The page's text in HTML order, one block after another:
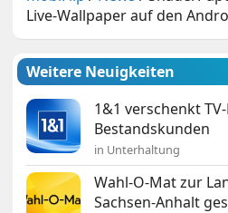
Live-Wallpaper auf den
Weitere Neuigkeiten
1&1 verschenkt
Bestandskunden
in Unterhaltung
Wahl-O-Mat zur
Sachsen-Anhalt